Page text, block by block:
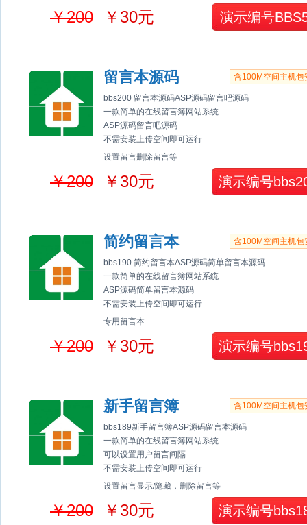
￥200 演示编号
￥30元
￥200
含100M空间主机包
留言本源码
bbs200 留言本源码ASP源码留言吧源码
一款简单的在线留言簿网站系统
ASP源码留言吧源码
不需安装上传空间即可运行
设置留言删除留言等
演示编号
￥30元
￥200
含100M空间主机包
简约留言本
bbs190 简约留言本ASP源码简单留言本源码
一款简单的在线留言簿网站系统
ASP源码简单留言本源码
不需安装上传空间即可运行
专用留言本
演示编号
￥30元
￥200
含100M空间主机包
新手留言簿
bbs189新手留言簿ASP源码留言本源码
一款简单的在线留言簿网站系统
可以设置用户留言间隔
不需安装上传空间即可运行
设置留言显示/隐藏，删除留言等
演示编号
￥30元